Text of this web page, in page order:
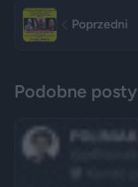
Poprzedni
Podobne posty